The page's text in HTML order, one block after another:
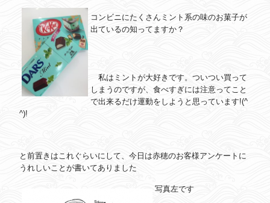
コンビニにたくさんミント系の味のお菓子が
出ているの知ってますか？
私はミントが大好きです。ついつい買って
しまうのですが、食べすぎには注意ってこと
で出来るだけ運動をしようと思っています!(^
^)!
と前置きはこれぐらいにして、今日は赤穂のお客様アンケートに
うれしいことが書いてありました
写真左です